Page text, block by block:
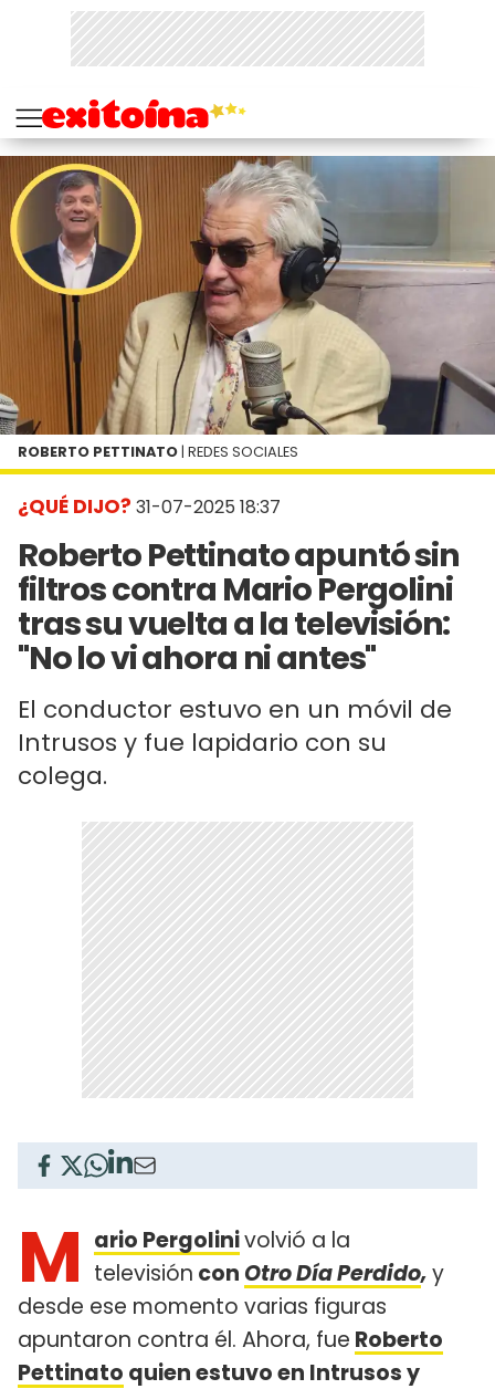
¿QUÉ DIJO? 31-07-2025 18:37
Roberto Pettinato apuntó sin
filtros contra Mario Pergolini
tras su vuelta a la televisión:
"No lo vi ahora ni antes"
El conductor estuvo en un móvil de
Intrusos y fue lapidario con su
colega.
ROBERTO PETTINATO | REDES SOCIALES
M ario Pergolinivolvió a la
televisión con Otro Día Perdido,y
desde ese momento varias figuras
apuntaron contra él. Ahora, fue Roberto
Pettinato quien estuvo en Intrusos y